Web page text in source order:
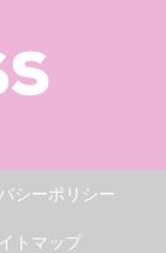
シーポリシー
トマップ